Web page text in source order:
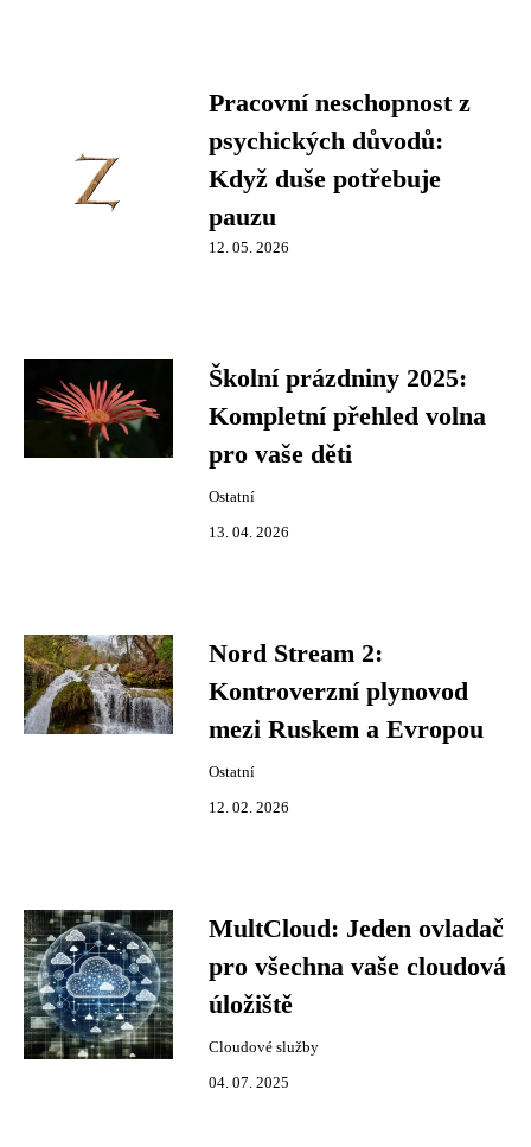
Pracovní neschopnost z
psychických důvodů:
Když duše potřebuje
pauzu
12. 05. 2026
Školní prázdniny 2025:
Kompletní přehled volna
pro vaše děti
Ostatní
13. 04. 2026
Nord Stream 2:
Kontroverzní plynovod
mezi Ruskem a Evropou
Ostatní
12. 02. 2026
MultCloud: Jeden ovladač
pro všechna vaše cloudová
úložiště
Cloudové služby
04. 07. 2025